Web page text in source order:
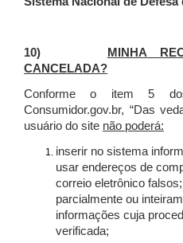
10)
MINHA
CANCELADA?
Conforme o item 5
Consumidor.gov.br, “Das
usuário do site não poderá:
inserir no sistema
usar endereços de
correio eletrônico
parcialmente ou
informações cuja
verificada;